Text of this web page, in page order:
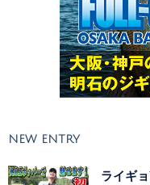
NEW ENTRY
ライギ